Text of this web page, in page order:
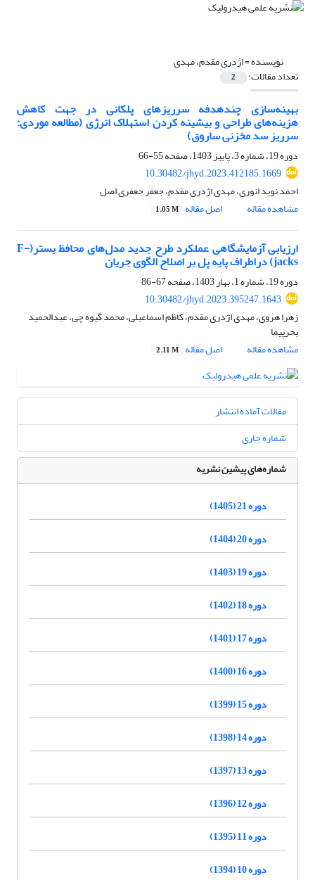
نویسنده =اژدری مقدم، مهدی
تعداد مقالات: 2
بهینه‌سازی چندهدفه سرریزهای پلکانی در جهت کاهش
هزینه‌های طراحی و بیشینه کردن استهلاک انرژی (مطالعه موردی:
سرریز سد مخزنی ساروق)
دوره 19، شماره 3، پاییز 1403، صفحه
55-66
10.30482/jhyd.2023.412185.1669
احمد نوید انوری، مهدی اژدری مقدم، جعفر جعفری اصل
مشاهده مقاله
اصل مقاله 1.05 M
ارزیابی آزمایشگاهی عملکرد طرح جدید مدل‌های محافظ بستر(F-
jacks) دراطراف پایه پل بر اصلاح الگوی جریان
دوره 19، شماره 1، بهار 1403، صفحه
67-86
10.30482/jhyd.2023.395247.1643
زهرا هروی، مهدی اژدری مقدم، کاظم اسماعیلی، محمد گیوه چی، عبدالحمید
بحرپیما
مشاهده مقاله
اصل مقاله 2.11 M
مقالات آماده انتشار
شماره جاری
شماره‌های پیشین نشریه
دوره 21 (1405)
دوره 20 (1404)
دوره 19 (1403)
دوره 18 (1402)
دوره 17 (1401)
دوره 16 (1400)
دوره 15 (1399)
دوره 14 (1398)
دوره 13 (1397)
دوره 12 (1396)
دوره 11 (1395)
دوره 10 (1394)